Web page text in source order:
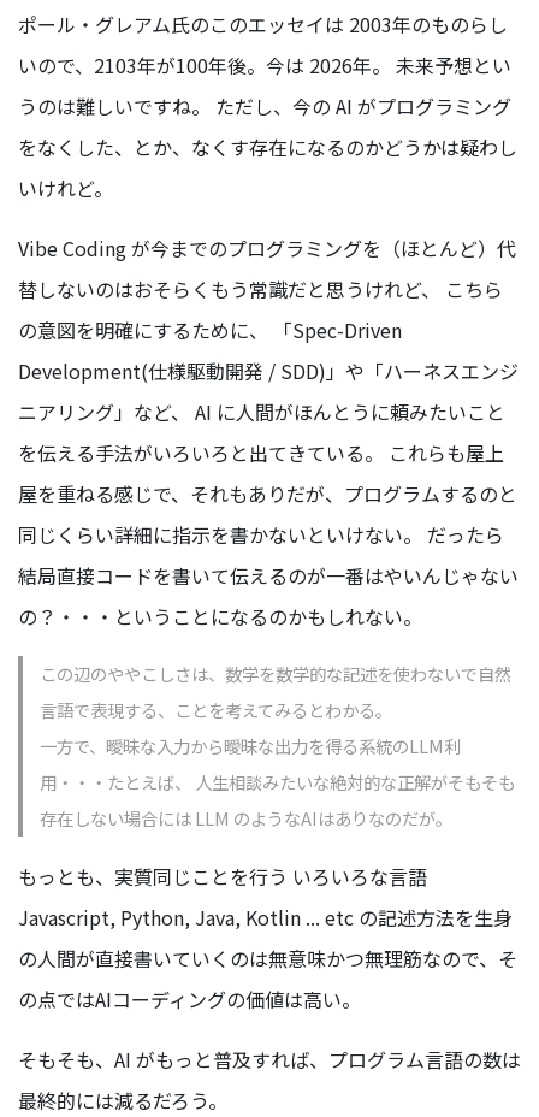
ポール・グレアム氏のこのエッセイは 2003年のものらし
いので、2103年が100年後。今は 2026年。 未来予想とい
うのは難しいですね。 ただし、今の AI がプログラミング
をなくした、とか、なくす存在になるのかどうかは疑わし
いけれど。
Vibe Coding が今までのプログラミングを（ほとんど）代
替しないのはおそらくもう常識だと思うけれど、 こちら
の意図を明確にするために、 「Spec-Driven
Development(仕様駆動開発 / SDD)」や「ハーネスエンジ
ニアリング」など、 AI に人間がほんとうに頼みたいこと
を伝える手法がいろいろと出てきている。 これらも屋上
屋を重ねる感じで、それもありだが、プログラムするのと
同じくらい詳細に指示を書かないといけない。 だったら
結局直接コードを書いて伝えるのが一番はやいんじゃない
の？・・・ということになるのかもしれない。
この辺のややこしさは、数学を数学的な記述を使わないで自然
言語で表現する、ことを考えてみるとわかる。
一方で、曖昧な入力から曖昧な出力を得る系統のLLM利
用・・・たとえば、 人生相談みたいな絶対的な正解がそもそも
存在しない場合には LLM のようなAIはありなのだが。
もっとも、実質同じことを行う いろいろな言語
Javascript, Python, Java, Kotlin ... etc の記述方法を生身
の人間が直接書いていくのは無意味かつ無理筋なので、そ
の点ではAIコーディングの価値は高い。
そもそも、AI がもっと普及すれば、プログラム言語の数は
最終的には減るだろう。